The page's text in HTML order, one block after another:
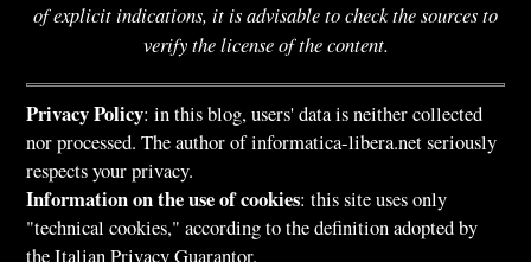
of explicit indications, it is advisable to check the sources to
verify the license of the content.
Privacy Policy: in this blog, users' data is neither collected
nor processed. The author of informatica-libera.net seriously
respects your privacy.
Information on the use of cookies: this site uses only
"technical cookies," according to the definition adopted by
the Italian Privacy Guarantor.